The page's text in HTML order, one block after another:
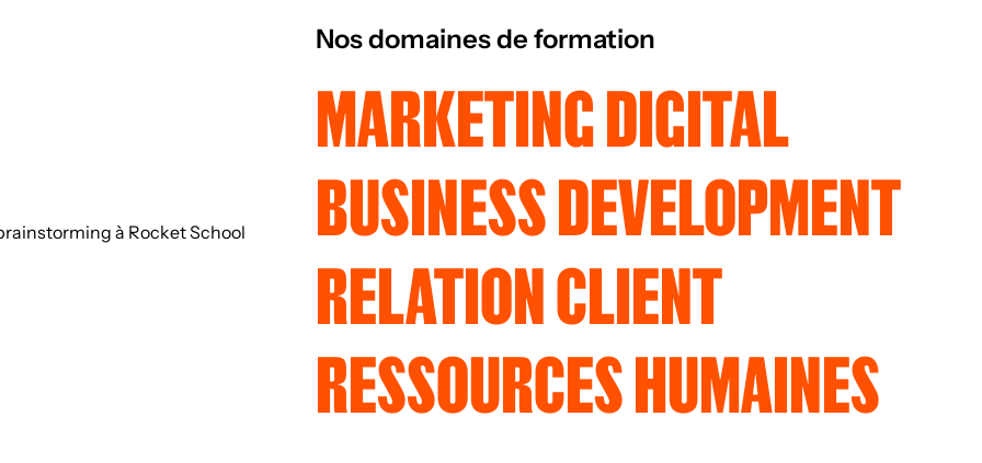
Nos domaines de formation
MARKETING DIGITAL
BUSINESS DEVELOPMENT
RELATION CLIENT
RESSOURCES HUMAINES